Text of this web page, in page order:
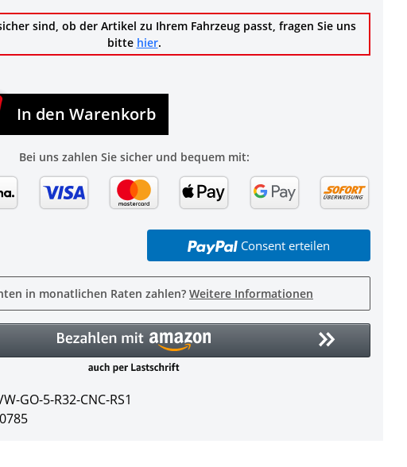
sind, ob der Artikel zu Ihrem Fahrzeug passt, fragen Sie uns
bitte hier.
In den Warenkorb
Bei uns zahlen Sie sicher und bequem mit:
Consent erteilen
in monatlichen Raten zahlen? Weitere Informationen
GO-5-R32-CNC-RS1